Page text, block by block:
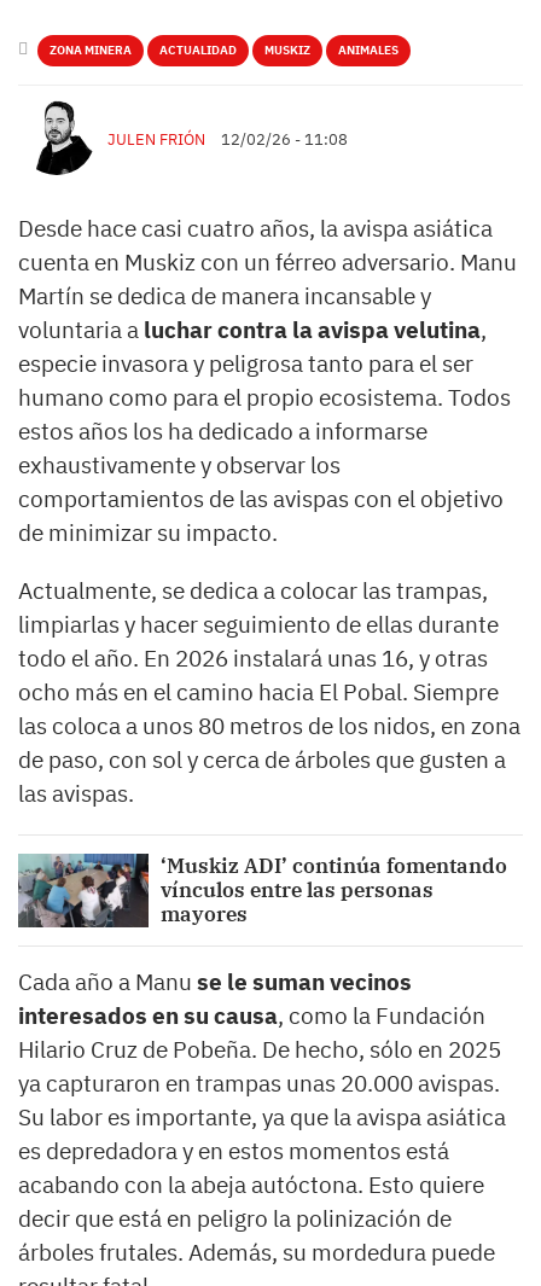
ZONA MINERA ACTUALIDAD MUSKIZ ANIMALES
JULEN FRIÓN 12/02/26 - 11:08
Desde hace casi cuatro años, la avispa asiática
cuenta en Muskiz con un férreo adversario. Manu
Martín se dedica de manera incansable y
voluntaria a luchar contra la avispa velutina,
especie invasora y peligrosa tanto para el ser
humano como para el propio ecosistema. Todos
estos años los ha dedicado a informarse
exhaustivamente y observar los
comportamientos de las avispas con el objetivo
de minimizar su impacto.
Actualmente, se dedica a colocar las trampas,
limpiarlas y hacer seguimiento de ellas durante
todo el año. En 2026 instalará unas 16, y otras
ocho más en el camino hacia El Pobal. Siempre
las coloca a unos 80 metros de los nidos, en zona
de paso, con sol y cerca de árboles que gusten a
las avispas.
‘Muskiz ADI’ continúa fomentando
vínculos entre las personas
mayores
Cada año a Manu se le suman vecinos
interesados en su causa, como la Fundación
Hilario Cruz de Pobeña. De hecho, sólo en 2025
ya capturaron en trampas unas 20.000 avispas.
Su labor es importante, ya que la avispa asiática
es depredadora y en estos momentos está
acabando con la abeja autóctona. Esto quiere
decir que está en peligro la polinización de
árboles frutales. Además, su mordedura puede